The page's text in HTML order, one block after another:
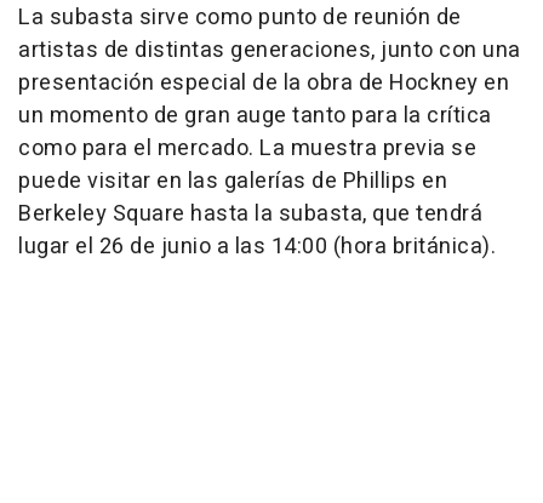
La subasta sirve como punto de reunión de
artistas de distintas generaciones, junto con una
presentación especial de la obra de Hockney en
un momento de gran auge tanto para la crítica
como para el mercado. La muestra previa se
puede visitar en las galerías de Phillips en
Berkeley Square hasta la subasta, que tendrá
lugar el 26 de junio a las 14:00 (hora británica).